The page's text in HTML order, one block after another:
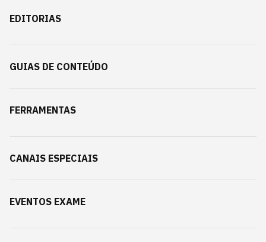
EDITORIAS
GUIAS DE CONTEÚDO
FERRAMENTAS
CANAIS ESPECIAIS
EVENTOS EXAME